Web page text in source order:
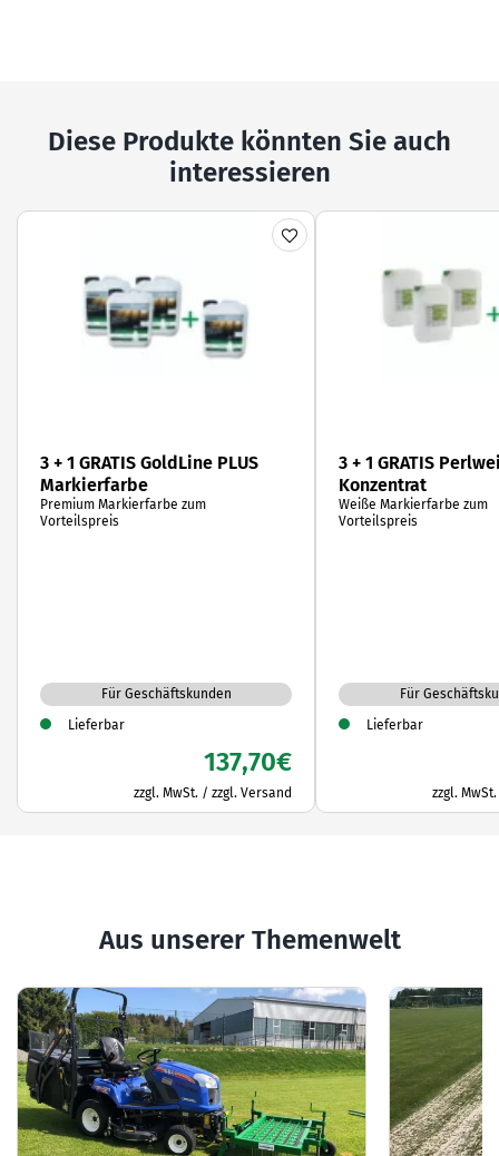
Diese Produkte könnten Sie auch
interessieren
3 + 1 GRATIS GoldLine PLUS
Markierfarbe
Premium Markierfarbe zum
Vorteilspreis
Für Geschäftskunden
Lieferbar
137,70€
zzgl. MwSt. / zzgl. Versand
3 + 1 GRATIS
Konzentrat
Weiße Markierfarbe zum
Vorteilspreis
Für
Lieferbar
zzgl.
Aus unserer Themenwelt